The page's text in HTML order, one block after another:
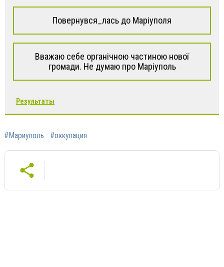
Повернувся_лась до Маріуполя
Вважаю себе органічною частиною нової
громади. Не думаю про Маріуполь
Результаты
#Мариуполь #оккупация